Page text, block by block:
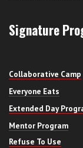
Signature
Collaborative Camp
Everyone Eats
Extended Day
Mentor Program
Refuse To Use